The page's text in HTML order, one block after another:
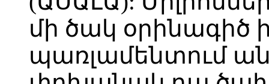
մի ծակ օրինագիծ
պառլամենտում